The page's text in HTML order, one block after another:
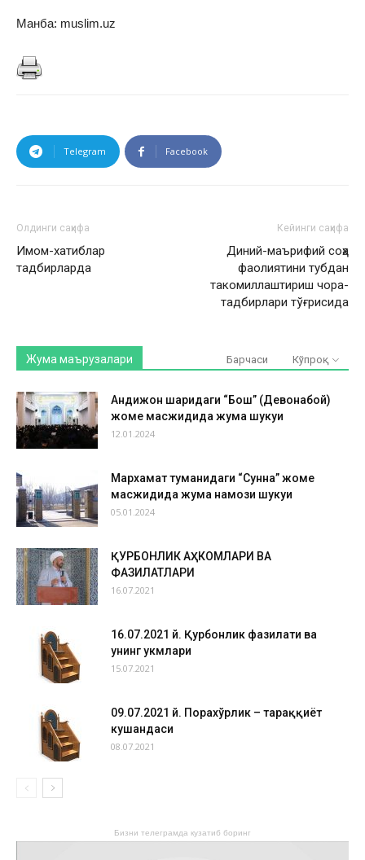
Манба: muslim.uz
Telegram Facebook
Олдинги саҳифа
Имом-хатиблар
тадбирларда
Кейинги саҳифа
Диний-маърифий соҳа
фаолиятини тубдан
такомиллаштириш чора-
тадбирлари тўғрисида
Жума маърузалари Барчаси Кўпроқ
Андижон шаҳридаги “Бош” (Девонабой)
жоме масжидида жума шукуҳи
12.01.2024
Мархамат туманидаги “Сунна” жоме
масжидида жума намози шукуҳи
05.01.2024
ҚУРБОНЛИК АҲКОМЛАРИ ВА
ФАЗИЛАТЛАРИ
16.07.2021
16.07.2021 й. Қурбонлик фазилати ва
унинг ҳукмлари
15.07.2021
09.07.2021 й. Порахўрлик – тараққиёт
кушандаси
08.07.2021
Бизни телеграмда кузатиб боринг